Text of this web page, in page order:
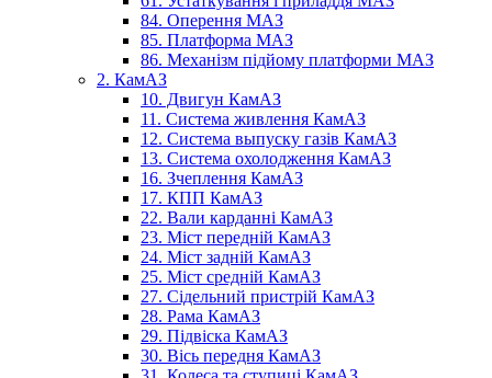
84. Оперення МАЗ
85. Платформа МАЗ
86. Механізм підйому платформи МАЗ
2. КамАЗ
10. Двигун КамАЗ
11. Система живлення КамАЗ
12. Система выпуску газів КамАЗ
13. Система охолодження КамАЗ
16. Зчеплення КамАЗ
17. КПП КамАЗ
22. Вали карданні КамАЗ
23. Міст передній КамАЗ
24. Міст задній КамАЗ
25. Міст средній КамАЗ
27. Сідельний пристрій КамАЗ
28. Рама КамАЗ
29. Підвіска КамАЗ
30. Вісь передня КамАЗ